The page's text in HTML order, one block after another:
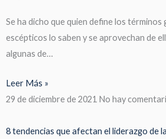
Se ha dicho que quien define los términos
escépticos lo saben y se aprovechan de
algunas de…
Leer Más »
29 de diciembre de 2021 No hay
8 tendencias que afectan el liderazgo de